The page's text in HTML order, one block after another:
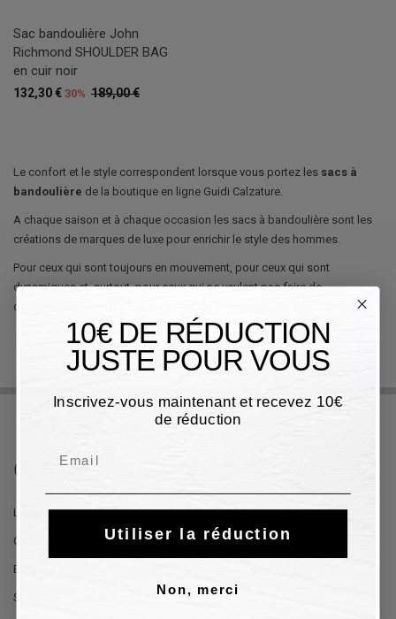
Sac bandoulière John
Richmond SHOULDER BAG
en cuir noir
189,00 €
132,30 € 30%
Le confort et le style correspondent lorsque vous portez les sacs à
bandoulière de la boutique en ligne Guidi Calzature.
A chaque saison et à chaque occasion les sacs à bandoulière sont les
créations de marques de luxe pour enrichir le style des hommes.
Pour ceux qui sont toujours en mouvement, pour ceux qui sont
dynamiques et, surtout, pour ceux qui ne veulent pas faire de
compromis quand il s'agit de porter ce qui le représente le mieux.
Guidi Calzature
La Boutique
Où Nous Sommes
Blog
Stylistes
10€ DE RÉDUCTION
JUSTE POUR VOUS
Inscrivez-vous maintenant et recevez 10€
de réduction
Utiliser la réduction
Non, merci